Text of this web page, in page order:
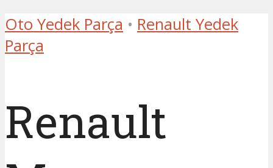
Oto Yedek Parça • Renault Yedek
Parça
Renault